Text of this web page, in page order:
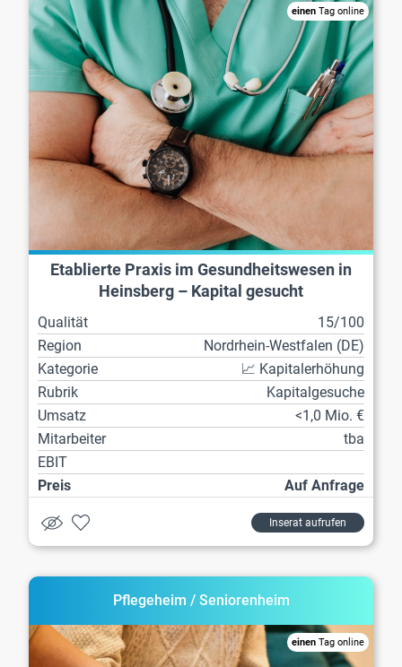
einen Tag online
Etablierte Praxis im Gesundheitswesen in
Heinsberg – Kapital gesucht
Qualität
15/100
Region
Nordrhein-Westfalen (DE)
Kategorie
📈 Kapitalerhöhung
Rubrik
Kapitalgesuche
Umsatz
<1,0 Mio. €
Mitarbeiter
tba
EBIT
Preis
Auf Anfrage
Inserat aufrufen
Pflegeheim / Seniorenheim
einen Tag online